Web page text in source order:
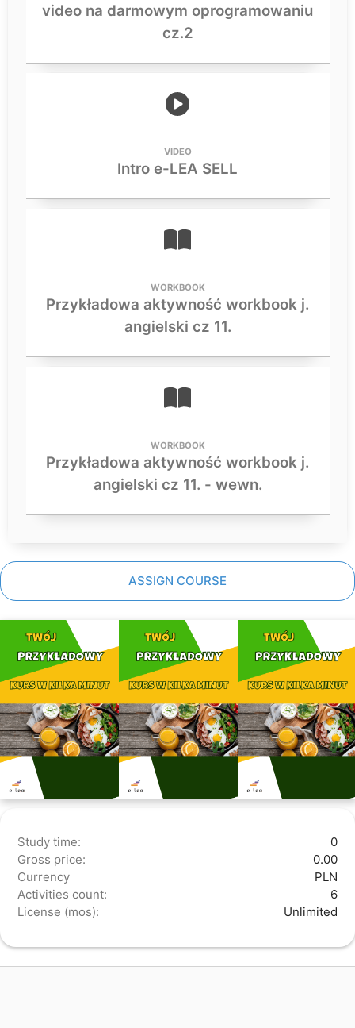
video na darmowym oprogramowaniu
cz.2
VIDEO
Intro e-LEA SELL
WORKBOOK
Przykładowa aktywność workbook j.
angielski cz 11.
WORKBOOK
Przykładowa aktywność workbook j.
angielski cz 11. - wewn.
Study time:
0
Gross price:
0.00
Currency
PLN
Activities count:
6
License (mos):
Unlimited